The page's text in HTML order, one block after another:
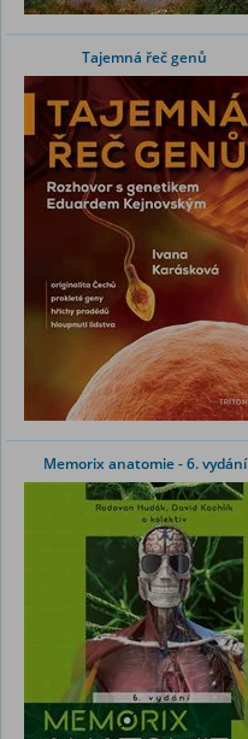
Tajemná řeč genů
Memorix anatomie - 6. vydání